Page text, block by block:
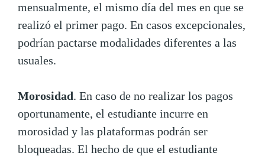
mensualmente, el mismo día del mes en que se
realizó el primer pago. En casos excepcionales,
podrían pactarse modalidades diferentes a las
usuales.
Morosidad. En caso de no realizar los pagos
oportunamente, el estudiante incurre en
morosidad y las plataformas podrán ser
bloqueadas. El hecho de que el estudiante